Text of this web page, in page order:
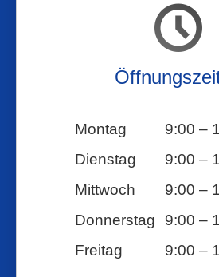
Montag
9:00 –
Dienstag
9:00 –
Mittwoch
9:00 –
Donnerstag
9:00 –
Freitag
9:00 –